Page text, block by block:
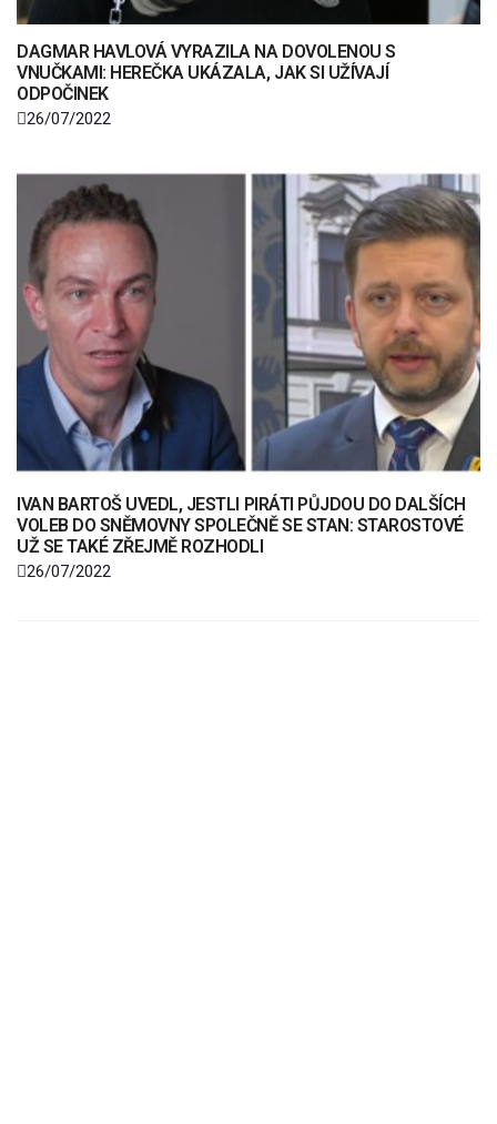
DAGMAR HAVLOVÁ VYRAZILA NA DOVOLENOU S
VNUČKAMI: HEREČKA UKÁZALA, JAK SI UŽÍVAJÍ
ODPOČINEK
26/07/2022
IVAN BARTOŠ UVEDL, JESTLI PIRÁTI PŮJDOU DO DALŠÍCH
VOLEB DO SNĚMOVNY SPOLEČNĚ SE STAN: STAROSTOVÉ
UŽ SE TAKÉ ZŘEJMĚ ROZHODLI
26/07/2022